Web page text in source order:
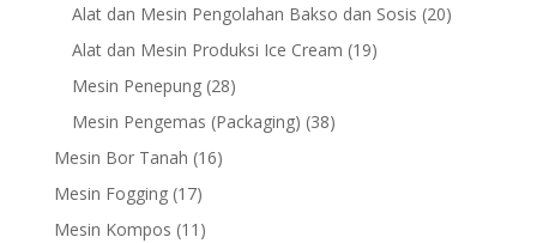
products
Alat dan Mesin Pengolahan Bakso dan Sosis 2020
Alat dan Mesin Produksi Ice Cream 1919
Mesin Penepung 2828
products
Mesin Pengemas (Packaging) 3838
Mesin Bor Tanah 1616
Mesin Fogging 1717
products
Mesin Kompos 11 11